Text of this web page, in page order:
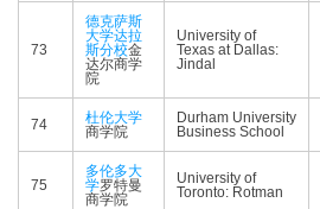
73
德克萨斯
大学达拉
斯分校金
达尔商学
院
University of
Texas at Dallas:
Jindal
74
杜伦大学
商学院
Durham University
Business School
75
多伦多大
学罗特曼
商学院
University of
Toronto: Rotman